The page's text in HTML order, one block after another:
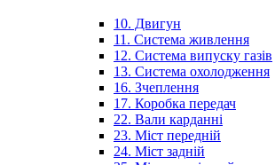
10. Двигун
11. Система живлення
12. Система випуску газів
13. Система охолодження
16. Зчеплення
17. Коробка передач
22. Вали карданні
23. Міст передній
24. Міст задній